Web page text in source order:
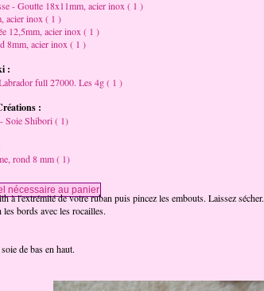
- Goutte 18x11mm, acier inox ( 1 )
acier inox ( 1 )
12,5mm, acier inox ( 1 )
8mm, acier inox ( 1 )
:
full 27000. Les 4g ( 1 )
:
Soie Shibori ( 1)
rond 8 mm ( 1)
à l'extrémité de votre ruban puis pincez les embouts. Laissez sécher.
bords avec les rocailles.
de bas en haut.